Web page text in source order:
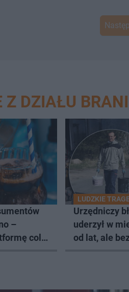
Z DZIAŁU
–
cold
LUDZKIE
Urzędniczy
uderzył w
od lat, ale